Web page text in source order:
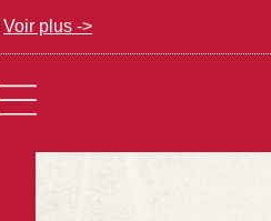
Voir plus ->